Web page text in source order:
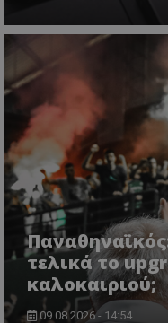
τελικά το
καλοκαιριού;
09.08.2026 - 14:54